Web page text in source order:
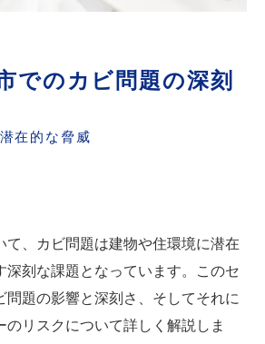
でのカビ問題の深刻
在的な脅威
て、カビ問題は建物や住環境に潜在
深刻な課題となっています。このセ
問題の影響と深刻さ、そしてそれに
のリスクについて詳しく解説しま